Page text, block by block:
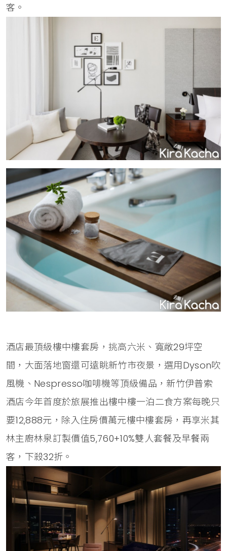
客。
酒店最頂級樓中樓套房，挑高六米、寬敞29坪空
間，大面落地窗還可遠眺新竹市夜景，選用Dyson吹
風機、Nespresso咖啡機等頂級備品，新竹伊普索
酒店今年首度於旅展推出樓中樓一泊二食方案每晚只
要12,888元，除入住房價萬元樓中樓套房，再享米其
林主廚林泉訂製價值5,760+10%雙人套餐及早餐兩
客，下殺32折。